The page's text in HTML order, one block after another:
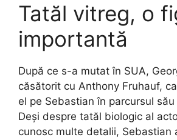
Tatăl vitreg, o
importantă
După ce s-a mutat în SUA,
căsătorit cu Anthony Fruhauf,
el pe Sebastian în parcursul
Deși despre tatăl biologic al
cunosc multe detalii, Sebastian